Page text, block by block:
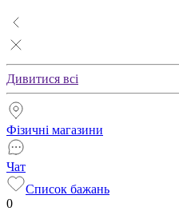
Дивитися всі
Фізичні магазини
Чат
Список бажань
0